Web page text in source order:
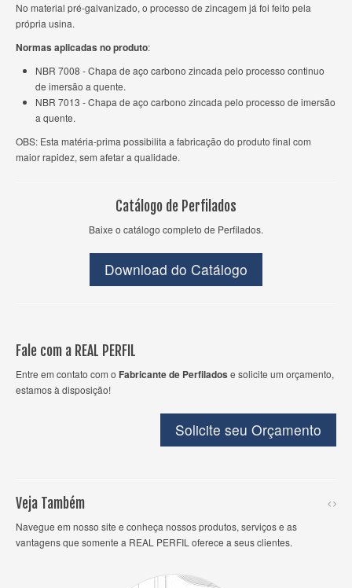
No material pré-galvanizado, o processo de zincagem já foi feito pela
própria usina.
Normas aplicadas no produto:
NBR 7008 - Chapa de aço carbono zincada pelo processo continuo
de imersão a quente.
NBR 7013 - Chapa de aço carbono zincada pelo processo de imersão
a quente.
OBS: Esta matéria-prima possibilita a fabricação do produto final com
maior rapidez, sem afetar a qualidade.
Catálogo de Perfilados
Baixe o catálogo completo de Perfilados.
Download do Catálogo
Fale com a REAL PERFIL
Entre em contato com o Fabricante de Perfilados e solicite um orçamento,
estamos à disposição!
Solicite seu Orçamento
Veja Também
Navegue em nosso site e conheça nossos produtos, serviços e as
vantagens que somente a REAL PERFIL oferece a seus clientes.